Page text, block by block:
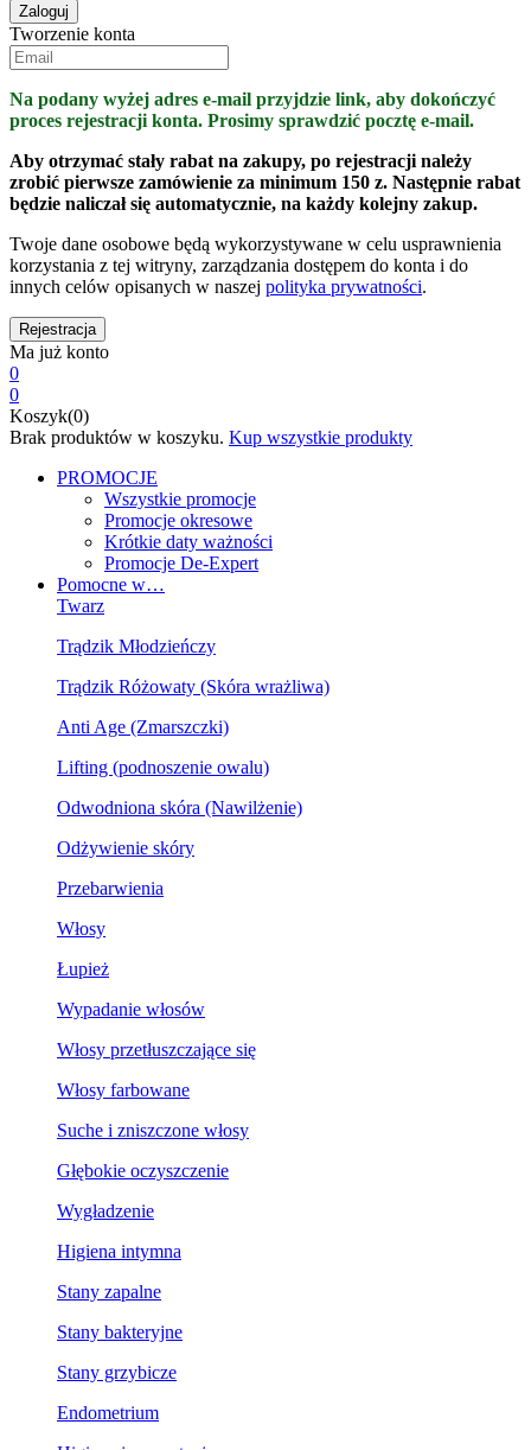
Tworzenie konta
Na podany wyżej adres e-mail przyjdzie link, aby dokończyć
proces rejestracji konta. Prosimy sprawdzić pocztę e-mail.
Aby otrzymać stały rabat na zakupy, po rejestracji należy
zrobić pierwsze zamówienie za minimum 150 z. Następnie rabat
będzie naliczał się automatycznie, na każdy kolejny zakup.
Twoje dane osobowe będą wykorzystywane w celu usprawnienia
korzystania z tej witryny, zarządzania dostępem do konta i do
innych celów opisanych w naszej polityka prywatności.
Ma już konto
0
0
Koszyk(0)
Brak produktów w koszyku. Kup wszystkie produkty
PROMOCJE
Wszystkie promocje
Promocje okresowe
Krótkie daty ważności
Promocje De-Expert
Pomocne w…
Twarz
Trądzik Młodzieńczy
Trądzik Różowaty (Skóra wrażliwa)
Anti Age (Zmarszczki)
Lifting (podnoszenie owalu)
Odwodniona skóra (Nawilżenie)
Odżywienie skóry
Przebarwienia
Włosy
Łupież
Wypadanie włosów
Włosy przetłuszczające się
Włosy farbowane
Suche i zniszczone włosy
Głębokie oczyszczenie
Wygładzenie
Higiena intymna
Stany zapalne
Stany bakteryjne
Stany grzybicze
Endometrium